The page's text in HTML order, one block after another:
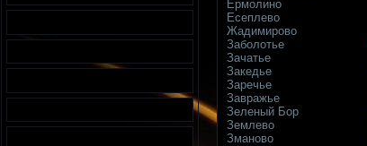
Ермолино
Есеплево
Жадимирово
Заболотье
Зачатье
Закедье
Заречье
Завражье
Зеленый Бор
Землево
Зманово